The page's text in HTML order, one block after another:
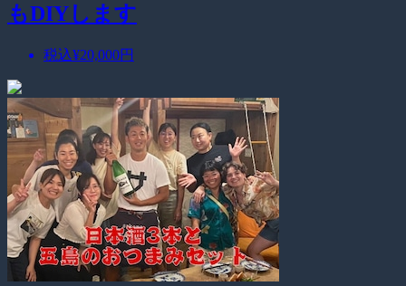
もDIYします
税込¥20,000円